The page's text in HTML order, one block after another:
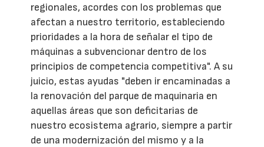
regionales, acordes con los problemas que
afectan a nuestro territorio, estableciendo
prioridades a la hora de señalar el tipo de
máquinas a subvencionar dentro de los
principios de competencia competitiva". A su
juicio, estas ayudas "deben ir encaminadas a
la renovación del parque de maquinaria en
aquellas áreas que son deficitarias de
nuestro ecosistema agrario, siempre a partir
de una modernización del mismo y a la